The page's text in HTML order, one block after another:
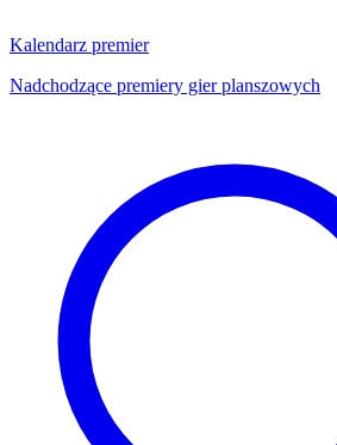
Kalendarz premier
Nadchodzące premiery gier planszowych